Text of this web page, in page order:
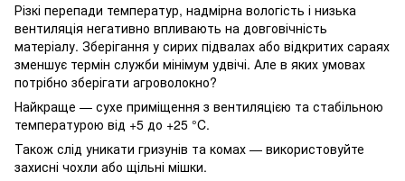
Різкі перепади температур, надмірна вологість і низька
вентиляція негативно впливають на довговічність
матеріалу. Зберігання у сирих підвалах або відкритих сараях
зменшує термін служби мінімум удвічі. Але в яких умовах
потрібно зберігати агроволокно?
Найкраще — сухе приміщення з вентиляцією та стабільною
температурою від +5 до +25 °C.
Також слід уникати гризунів та комах — використовуйте
захисні чохли або щільні мішки.